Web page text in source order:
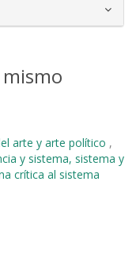
arte y arte político ,
y sistema, sistema y
crítica al sistema